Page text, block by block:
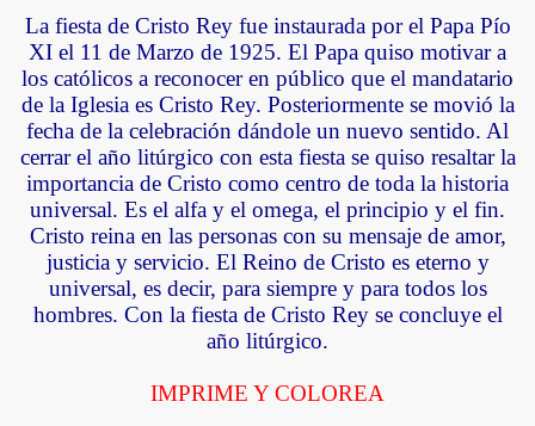
La fiesta de Cristo Rey fue instaurada por el Papa Pío
XI el 11 de Marzo de 1925. El Papa quiso motivar a
los católicos a reconocer en público que el mandatario
de la Iglesiaes Cristo Rey. Posteriormente se movió la
fecha de la celebración dándole un nuevo sentido. Al
cerrar el año litúrgico con esta fiesta se quiso resaltar la
importancia de Cristo como centro de toda la historia
universal. Es el alfa y el omega, el principio y el fin.
Cristo reina en las personas con su mensaje de amor,
justicia y servicio. El Reino de Cristo es eterno y
universal, es decir, para siempre y para todos los
hombres. Con la fiesta de Cristo Rey se concluye el
año litúrgico.
IMPRIME Y COLOREA